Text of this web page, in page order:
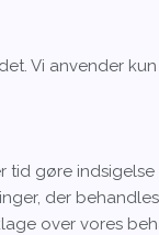
Vi anvender
gøre
der
over vores